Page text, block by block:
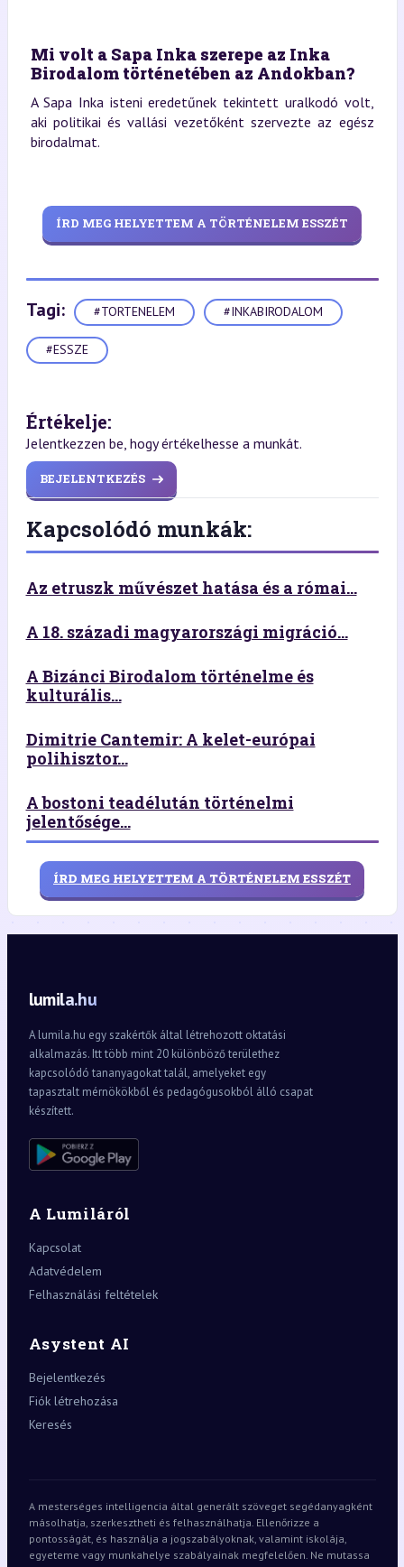
Mi volt a Sapa Inka szerepe az Inka
Birodalom történetében az Andokban?
A Sapa Inka isteni eredetűnek tekintett uralkodó volt,
aki politikai és vallási vezetőként szervezte az egész
birodalmat.
ÍRD MEG HELYETTEM A TÖRTÉNELEM ESSZÉT
Tagi: #TORTENELEM #INKABIRODALOM
#ESSZE
Értékelje:
Jelentkezzen be, hogy értékelhesse a munkát.
BEJELENTKEZÉS
Kapcsolódó munkák:
Az etruszk művészet hatása és a római...
A 18. századi magyarországi migráció...
A Bizánci Birodalom történelme és
kulturális...
Dimitrie Cantemir: A kelet-európai
polihisztor...
A bostoni teadélután történelmi
jelentősége...
ÍRD MEG HELYETTEM A TÖRTÉNELEM ESSZÉT
lumila.hu
A lumila.hu egy szakértők által létrehozott oktatási
alkalmazás. Itt több mint 20 különböző területhez
kapcsolódó tananyagokat talál, amelyeket egy
tapasztalt mérnökökből és pedagógusokból álló csapat
készített.
A Lumiláról
Kapcsolat
Adatvédelem
Felhasználási feltételek
Asystent AI
Bejelentkezés
Fiók létrehozása
Keresés
A mesterséges intelligencia által generált szöveget segédanyagként
másolhatja, szerkesztheti és felhasználhatja. Ellenőrizze a
pontosságát, és használja a jogszabályoknak, valamint iskolája,
egyeteme vagy munkahelye szabályainak megfelelően. Ne mutassa